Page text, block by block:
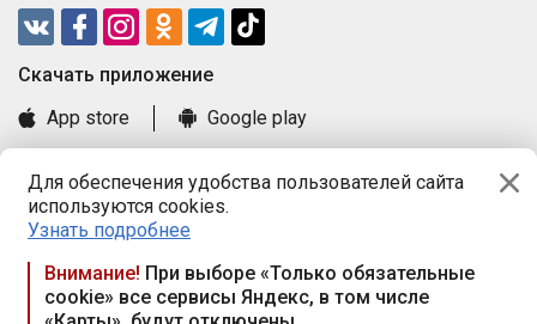
Для обеспечения удобства пользователей сайта
используются cookies.
Узнать подробнее
Внимание! При выборе «Только обязательные
cookie» все сервисы Яндекс, в том числе
Cкачать приложение
App store
Google play
Книга замечаний и предложений
Правила и документы
Praca.by © 2000—2026, ООО «ПРАЦА БАЙ»
Республика Беларусь, 220114, г. Минск, пр-т Независимости
117а, пом. № 9.